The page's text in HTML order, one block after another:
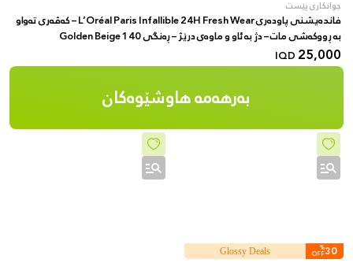
جوانکاری پێست
فاندەیشنی پاودەری L’Oréal Paris Infallible 24H Fresh Wear – کەڤەری تەواو
بە ڕووکەشی مات – دژ بە ئاو و ماوەی درێژ – ڕەنگی 140 Golden Beige
25,000
IQD
بەرهەمە هاوشێوەکان
30
%
OFF
Glossy Deals